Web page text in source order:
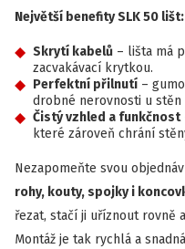
Největší benefity SLK 50 lišt:
Skrytí kabelů – lišta má
zacvakávací krytkou.
Perfektní přilnutí –
drobné nerovnosti u stěn
Čistý vzhled a funkčnost
které zároveň chrání
Nezapomeňte svou
rohy, kouty, spojky i
řezat, stačí ji uříznout rovně
Montáž je tak rychlá a